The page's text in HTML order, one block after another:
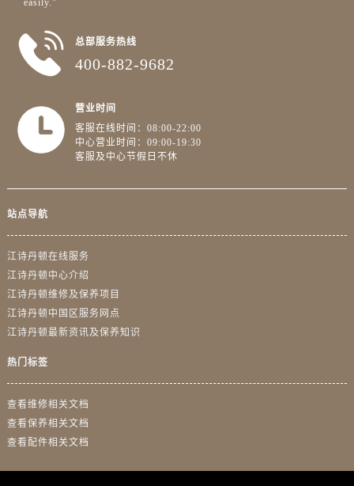
浙江省舟山市定海区解放东路江诗丹顿售后服务中心（需提前预约）
福建省厦门市思明区湖滨东路95号万象城华润大厦B座11层1104室江诗丹顿售后服务中心（需提前预约）
easily.”
总部服务热线
400-882-9682
营业时间
客服在线时间：08:00-22:00
中心营业时间：09:00-19:30
客服及中心节假日不休
站点导航
江诗丹顿在线服务
江诗丹顿中心介绍
江诗丹顿维修及保养项目
江诗丹顿中国区服务网点
江诗丹顿最新资讯及保养知识
热门标签
查看维修相关文档
查看保养相关文档
查看配件相关文档